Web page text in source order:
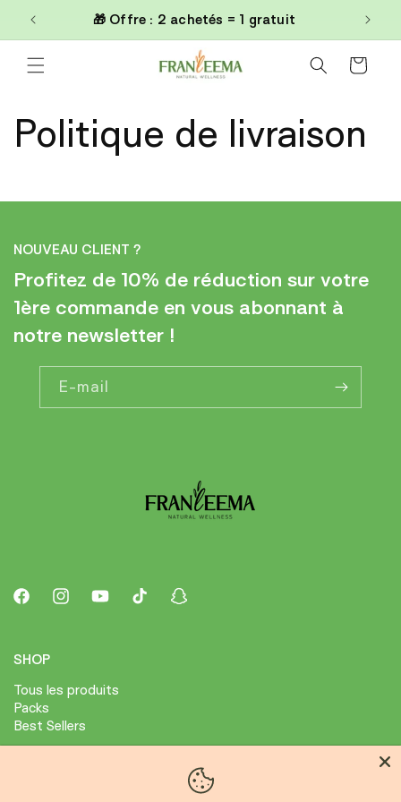
passer
au
🎁 Offre : 2 achetés = 1 gratuit
Panier
Politique de livraison
NOUVEAU CLIENT ?
Profitez de 10% de réduction sur votre
1ère commande en vous abonnant à
notre newsletter !
E-mail
FacebookInstagramYouTubeTikTok Snapchat
SHOP
Tous les produits
Packs
Best Sellers